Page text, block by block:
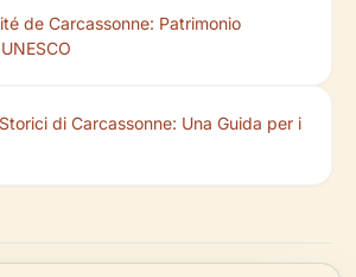
de Carcassonne: Patrimonio
di Carcassonne: Una Guida per i